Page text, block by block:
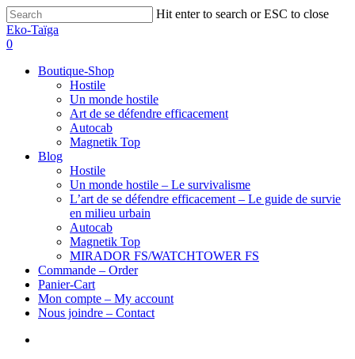
Hit enter to search or ESC to close
Eko-Taïga
0
Boutique-Shop
Hostile
Un monde hostile
Art de se défendre efficacement
Autocab
Magnetik Top
Blog
Hostile
Un monde hostile – Le survivalisme
L’art de se défendre efficacement – Le guide de survie
en milieu urbain
Autocab
Magnetik Top
MIRADOR FS/WATCHTOWER FS
Commande – Order
Panier-Cart
Mon compte – My account
Nous joindre – Contact